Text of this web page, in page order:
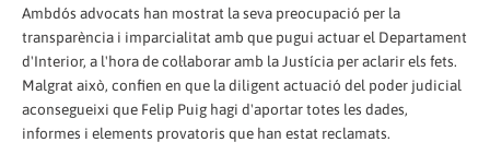
Ambdós advocats han mostrat la seva preocupació per la
transparència i imparcialitat amb que pugui actuar el Departament
d'Interior, a l'hora de col·laborar amb la Justícia per aclarir els fets.
Malgrat això, confien en que la diligent actuació del poder judicial
aconsegueixi que Felip Puig hagi d'aportar totes les dades,
informes i elements provatoris que han estat reclamats.